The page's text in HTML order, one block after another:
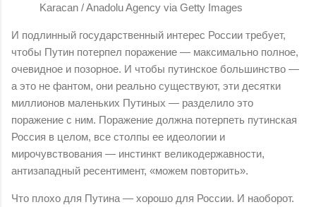
Karacan / Anadolu Agency via Getty Images
И подлинный государственный интерес России требует,
чтобы Путин потерпел поражение — максимально полное,
очевидное и позорное. И чтобы путинское большинство —
а это не фантом, они реально существуют, эти десятки
миллионов маленьких Путиных — разделило это
поражение с ним. Поражение должна потерпеть путинская
Россия в целом, все столпы ее идеологии и
мирочувствования — инстинкт великодержавности,
антизападный ресентимент, «можем повторить».
Что плохо для Путина — хорошо для России. И наоборот.